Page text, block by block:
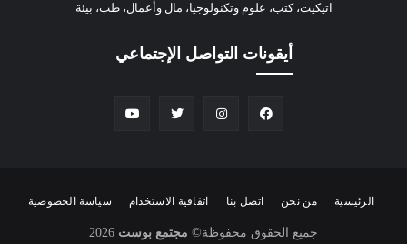
اتيكيت، كتب، علوم وتكنولوجيا، مال وأعمال، طب، بيئة
أيقونات التواصل الإجتماعي
الرئيسية من نحن اتصل بنا اتفاقية الاستخدام سياسة الخصوصية
جميع الحقوق محفوظة© مجتمع بوست 2026